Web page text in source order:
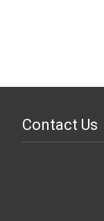
Contact Us